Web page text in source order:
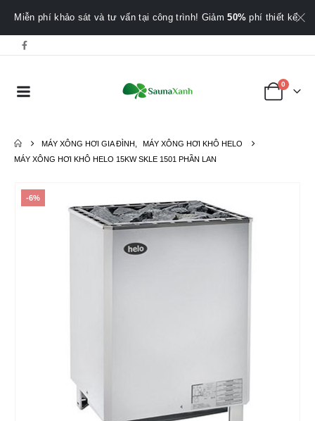
Miễn phí khảo sát và tư vấn tại công trình! Giảm50% phí thiết kế.
0
MÁY XÔNG HƠI GIA ĐÌNH
MÁY XÔNG HƠI KHÔ HELO
MÁY XÔNG HƠI KHÔ HELO 15KW SKLE 1501 PHẦN LAN
-6%